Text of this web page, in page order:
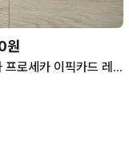
원
프세카 프로세카 이픽카드 레어 미쿠 렌 루카 메이코 호나미 시호 미노리 아이리 코하네 루이 카나데